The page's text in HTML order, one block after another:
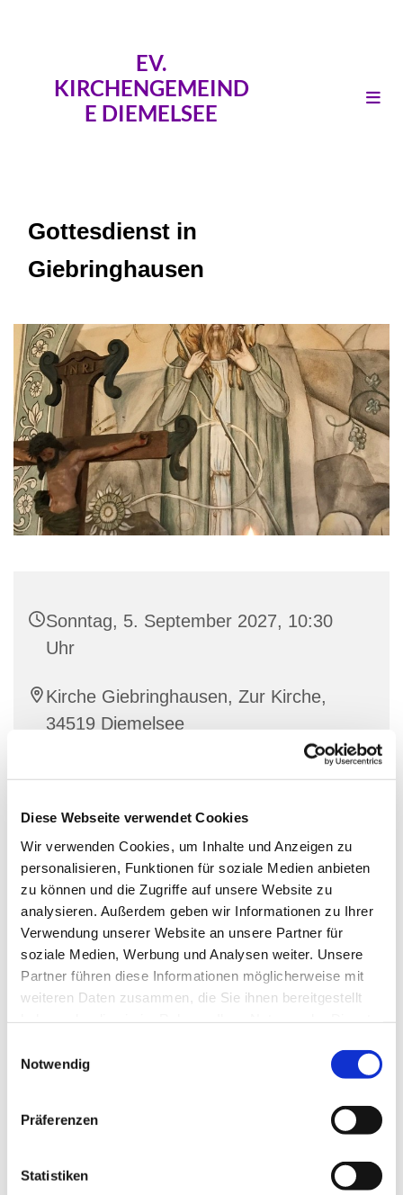
Diese Webseite verwendet Cookies
Wir verwenden Cookies, um Inhalte und Anzeigen zu
personalisieren, Funktionen für soziale Medien anbieten
zu können und die Zugriffe auf unsere Website zu
analysieren. Außerdem geben wir Informationen zu Ihrer
Verwendung unserer Website an unsere Partner für
soziale Medien, Werbung und Analysen weiter. Unsere
Partner führen diese Informationen möglicherweise mit
weiteren Daten zusammen, die Sie ihnen bereitgestellt
Notwendig
Präferenzen
Statistiken
EV.
KIRCHENGEMEIND
E DIEMELSEE
Gottesdienst in
Giebringhausen
Sonntag, 5. September 2027, 10:30
Uhr
Kirche Giebringhausen, Zur Kirche,
34519 Diemelsee
Dies könnte Sie auch